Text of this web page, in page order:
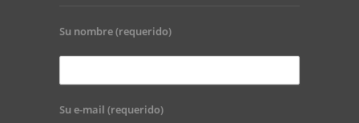
Su nombre (requerido)
Su e-mail (requerido)